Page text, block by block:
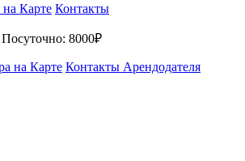
Карте Контакты
8000₽
на Карте Контакты Арендодателя